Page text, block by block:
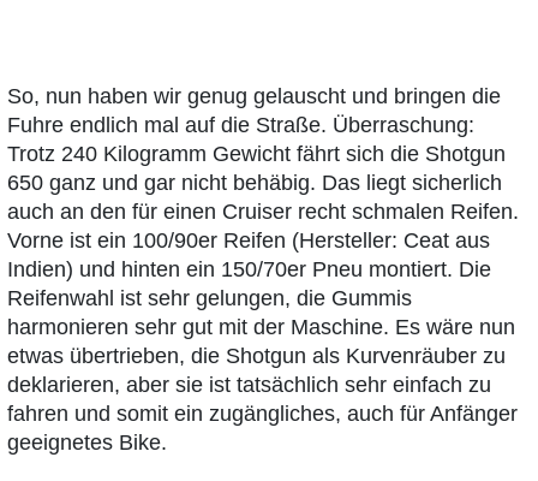
So, nun haben wir genug gelauscht und bringen die
Fuhre endlich mal auf die Straße. Überraschung:
Trotz 240 Kilogramm Gewicht fährt sich die Shotgun
650 ganz und gar nicht behäbig. Das liegt sicherlich
auch an den für einen Cruiser recht schmalen Reifen.
Vorne ist ein 100/90er Reifen (Hersteller: Ceat aus
Indien) und hinten ein 150/70er Pneu montiert. Die
Reifenwahl ist sehr gelungen, die Gummis
harmonieren sehr gut mit der Maschine. Es wäre nun
etwas übertrieben, die Shotgun als Kurvenräuber zu
deklarieren, aber sie ist tatsächlich sehr einfach zu
fahren und somit ein zugängliches, auch für Anfänger
geeignetes Bike.